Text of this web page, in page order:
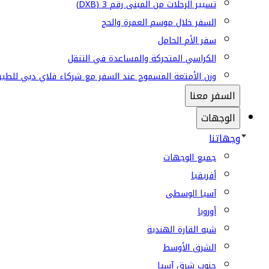
تسيير الرحلات من المبنى رقم 3 (DXB)
السفر خلال موسم العمرة والحج
سفر الأم الحامل
الكراسي المتحركة والمساعدة في التنقل
وزن الأمتعة المسموح عند السفر مع شركاء فلاي دبي
السفر معنا
الوجهات
وجهاتنا
جميع الوجهات
أفريقيا
آسيا الوسطى
أوروبا
شبه القارة الهندية
الشرق الأوسط
جنوب شرق آسيا